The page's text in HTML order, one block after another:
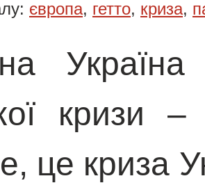
європа, гетто, криза,
кризи
це криза